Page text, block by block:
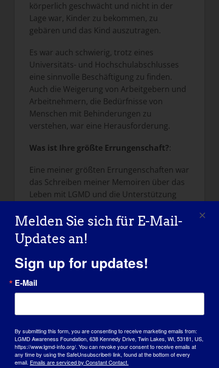
körperlich geschwächt und nicht in der
Lage war, Kinder zu bekommen, zu
gebären und das Kind auszutragen.
Es war auch schwierig, trotz eines
Universitäts- und Hochschulabschlusses
eine sinnvolle Beschäftigung zu finden.
Auch die Weigerung von Arbeitgebern und
Arbeitnehmern, die Bedürfnisse von
Menschen mit Behinderungen zu
verstehen, war eine Herausforderung.
Was ist Ihre größte Errungenschaft?:
Eine meiner größten Errungenschaften war
das Schreiben meiner Memoiren über das
Leben mit LGMD und die Unterstützung
Verschiedenheit. Auch der Abschluss der
Universität war ein Erfolg.
gemacht, die Sie heute sind?
Ich betrachte die Dinge, die ich tun kann,
Vorträge aufzuklären.
Was möchten Sie der Welt über LGMD
Melden Sie sich für E-Mail-
Updates an!
Sign up for updates!
E-Mail
By submitting this form, you are consenting to receive marketing emails from:
LGMD Awareness Foundation, 638 Kennedy Drive, Twin Lakes, WI, 53181, US,
https://www.lgmd-info.org/. You can revoke your consent to receive emails at
any time by using the SafeUnsubscribe® link, found at the bottom of every
email. Emails are serviced by Constant Contact.